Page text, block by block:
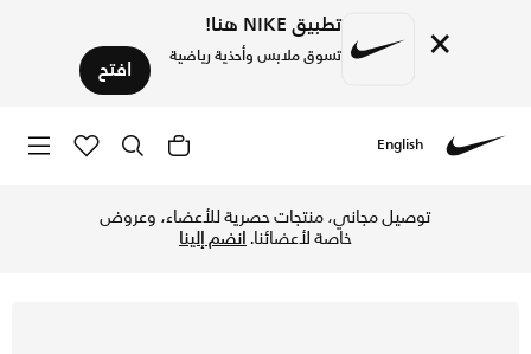
× تطبيق NIKE هنا!
تسوق ملابس وأحذية رياضية افتح
English
توصيل مجاني، منتجات حصرية للأعضاء، وعروض
خاصة لأعضائنا.انضم إلينا